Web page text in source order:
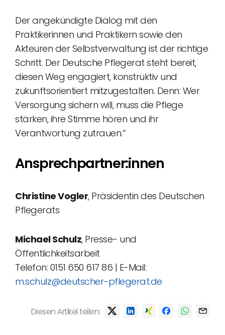
Der angekündigte Dialog mit den
Praktikerinnen und Praktikern sowie den
Akteuren der Selbstverwaltung ist der richtige
Schritt. Der Deutsche Pflegerat steht bereit,
diesen Weg engagiert, konstruktiv und
zukunftsorientiert mitzugestalten. Denn: Wer
Versorgung sichern will, muss die Pflege
stärken, ihre Stimme hören und ihr
Verantwortung zutrauen.“
Ansprechpartner:innen
Christine Vogler, Präsidentin des Deutschen
Pflegerats
Michael Schulz, Presse- und
Öffentlichkeitsarbeit
Telefon: 0151 650 617 86 | E-Mail:
m.schulz@deutscher-pflegerat.de
Diesen Artikel teilen: